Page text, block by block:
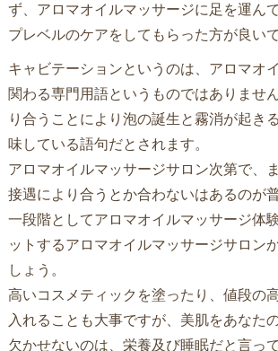
ず、アロマオイルマッサージに足を運ん
プレベルのケアをしてもらった方が良いで
キャビテーションというのは、アロマオ
関わる専門用語というものではありませ
り合うことにより泡の誕生と霧消が起き
味している語句だとされます。
アロマオイルマッサージサロン次第で、
接遇により合うとか合わないはあるのが
一段階としてアロマオイルマッサージ体
ットするアロマオイルマッサージサロン
しょう。
高いコスメティックを塗ったり、値段の
入れることも大事ですが、美肌をあなた
欠かせないのは、栄養及び睡眠だと言っ